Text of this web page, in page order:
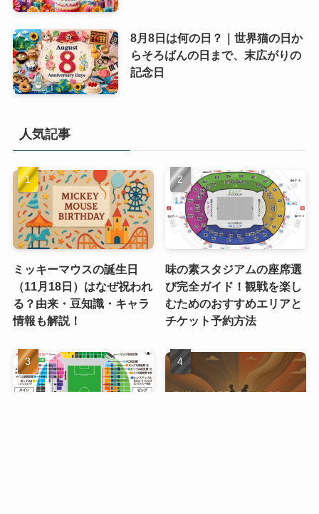
8月8日は何の日？｜世界猫の日か
らそろばんの日まで、末広がりの
記念日
人気記事
ミッキーマウスの誕生日
（11月18日）はなぜ祝われ
る？由来・豆知識・キャラ
情報も解説！
味の素スタジアムの座席選
び完全ガイド！観戦を楽し
むためのおすすめエリアと
チケット予約方法